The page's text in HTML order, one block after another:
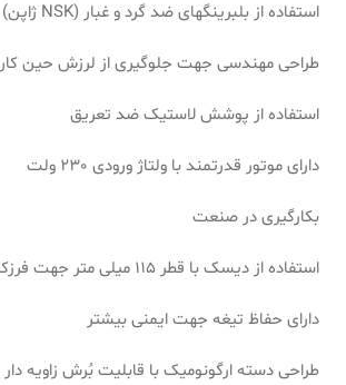
استفاده از بلبرینگهای ضد گرد و غبار (NSK ژاپن)
طراحی مهندسی جهت جلوگیری از لرزش حین کار
استفاده از پوشش لاستیک ضد تعریق
دارای موتور قدرتمند با ولتاژ ورودی 230 ولت
بکارگیری در صنعت
استفاده از دیسک با قطر 115 میلی متر جهت فرزکاری
دارای حفاظ تیغه جهت ایمنی بیشتر
طراحی دسته ارگونومیک با قابلیت بُرش زاویه دار